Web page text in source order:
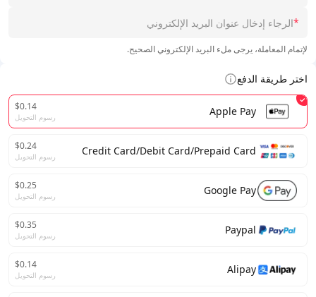
*
لإتمام المعاملة، يرجى ملء البريد الإلكتروني الصحيح.
اختر طريقة الدفع
Apple Pay
$0.14
رسوم التحويل
Credit Card/Debit Card/Prepaid Card
$0.24
رسوم التحويل
Google Pay
$0.25
رسوم التحويل
Paypal
$0.35
رسوم التحويل
Alipay
$0.14
رسوم التحويل